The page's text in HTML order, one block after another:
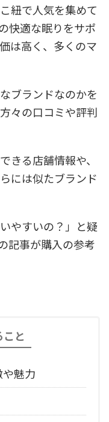
紐で人気を集めて
快適な眠りをサポ
は高く、多くのマ
ブランドなのかを
々の口コミや評判
きる店舗情報や、
には似たブランド
やすいの？」と疑
記事が購入の参考
と
魅力